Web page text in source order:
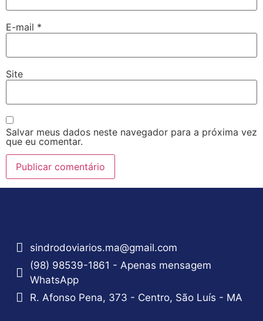
E-mail *
Site
Salvar meus dados neste navegador para a próxima vez
que eu comentar.
sindrodoviarios.ma@gmail.com
(98) 98539-1861 - Apenas mensagem
WhatsApp
R. Afonso Pena, 373 - Centro, São Luís - MA